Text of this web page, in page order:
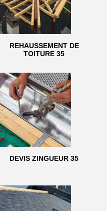
REHAUSSEMENT DE
TOITURE 35
DEVIS ZINGUEUR 35